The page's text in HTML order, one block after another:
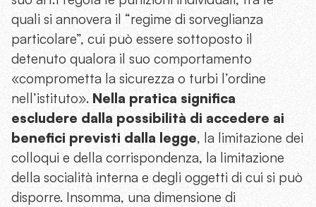
quali si annovera il “regime di sorveglianza
particolare”, cui può essere sottoposto il
detenuto qualora il suo comportamento
«comprometta la sicurezza o turbi l’ordine
nell’istituto». Nella pratica significa
escludere dalla possibilità di accedere ai
benefici previsti dalla legge, la limitazione dei
colloqui e della corrispondenza, la limitazione
della socialità interna e degli oggetti di cui si può
disporre. Insomma, una dimensione di